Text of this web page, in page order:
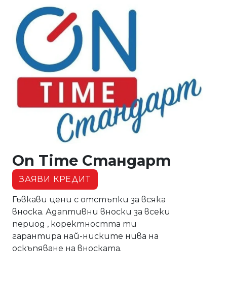
On Time Стандарт
ЗАЯВИ КРЕДИТ
Гъвкави цени с отстъпки за всяка
вноска. Адаптивни вноски за всеки
период , коректността ти
гарантира най-ниските нива на
оскъпяване на вноската.